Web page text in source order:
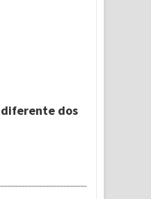
diferente dos